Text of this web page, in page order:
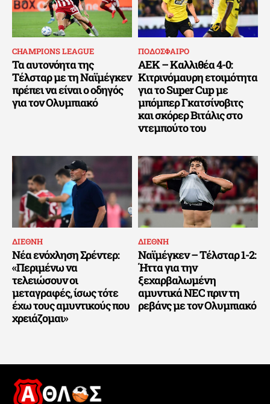
CHAMPIONS LEAGUE
Τα αυτονόητα της
Τέλσταρ με τη Ναϊμέγκεν
πρέπει να είναι ο οδηγός
για τον Ολυμπιακό
ΠΟΔΟΣΦΑΙΡΟ
ΑΕΚ – Καλλιθέα 4-0:
Κιτρινόμαυρη ετοιμότητα
για το Super Cup με
μπόμπερ Γκατσίνοβιτς
και σκόρερ Βιτάλις στο
ντεμπούτο του
ΔΙΕΘΝΗ
Νέα ενόχληση Σρέντερ:
«Περιμένω να
τελειώσουν οι
μεταγραφές, ίσως τότε
έχω τους αμυντικούς που
χρειάζομαι»
ΔΙΕΘΝΗ
Ναϊμέγκεν – Τέλσταρ 1-2:
Ήττα για την
ξεχαρβαλωμένη
αμυντικά NEC πριν τη
ρεβάνς με τον Ολυμπιακό